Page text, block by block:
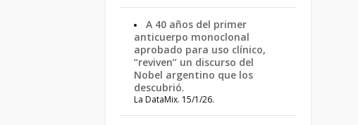
A 40 años del primer
anticuerpo monoclonal
aprobado para uso clínico,
“reviven” un discurso del
Nobel argentino que los
descubrió.
La DataMix. 15/1/26.